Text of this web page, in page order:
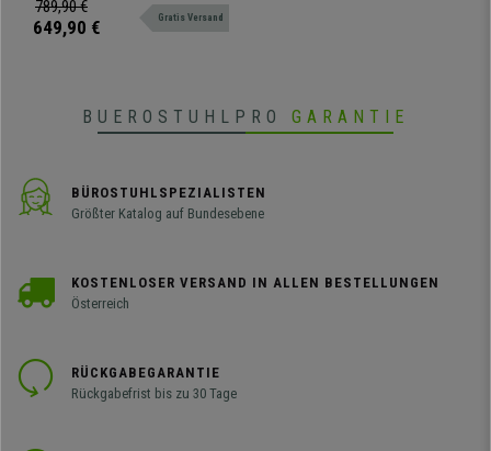
Farbe Schwarz
Profinutzung geeignet, Armlehnen
789,90 €
649,90 € Gratis Versand
BUEROSTUHLPRO GARANTIE
BÜROSTUHLSPEZIALISTEN
Größter Katalog auf Bundesebene
KOSTENLOSER VERSAND IN ALLEN BESTELLUNGEN
Österreich
RÜCKGABEGARANTIE
Rückgabefrist bis zu 30 Tage